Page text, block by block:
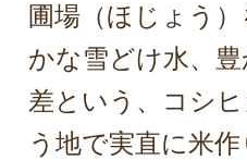
圃場（ほじょう
かな雪どけ水、
差という、コシ
う地で実直に米